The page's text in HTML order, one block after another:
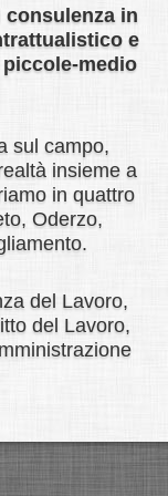
terze
essere
policy o
stessi.
raccolti in
altri strumenti
Applicazione o
questa
al
potrebbero
l'ausilio di
in
e
medio
sul campo,
insieme a
in quattro
Oderzo,
del Lavoro,
del Lavoro,